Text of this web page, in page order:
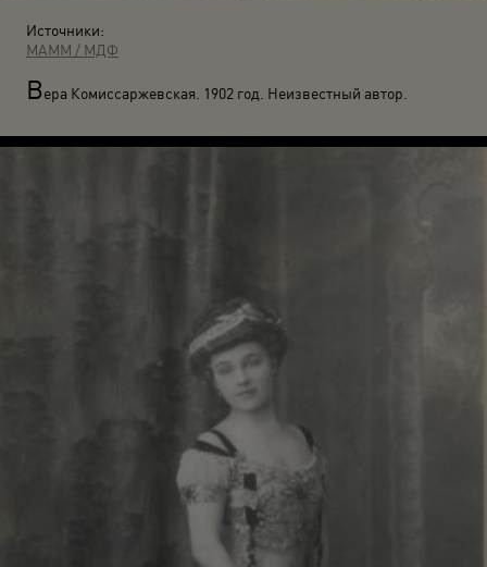
Источники:
МАММ / МДФ
Вера Комиссаржевская. 1902 год. Неизвестный автор.